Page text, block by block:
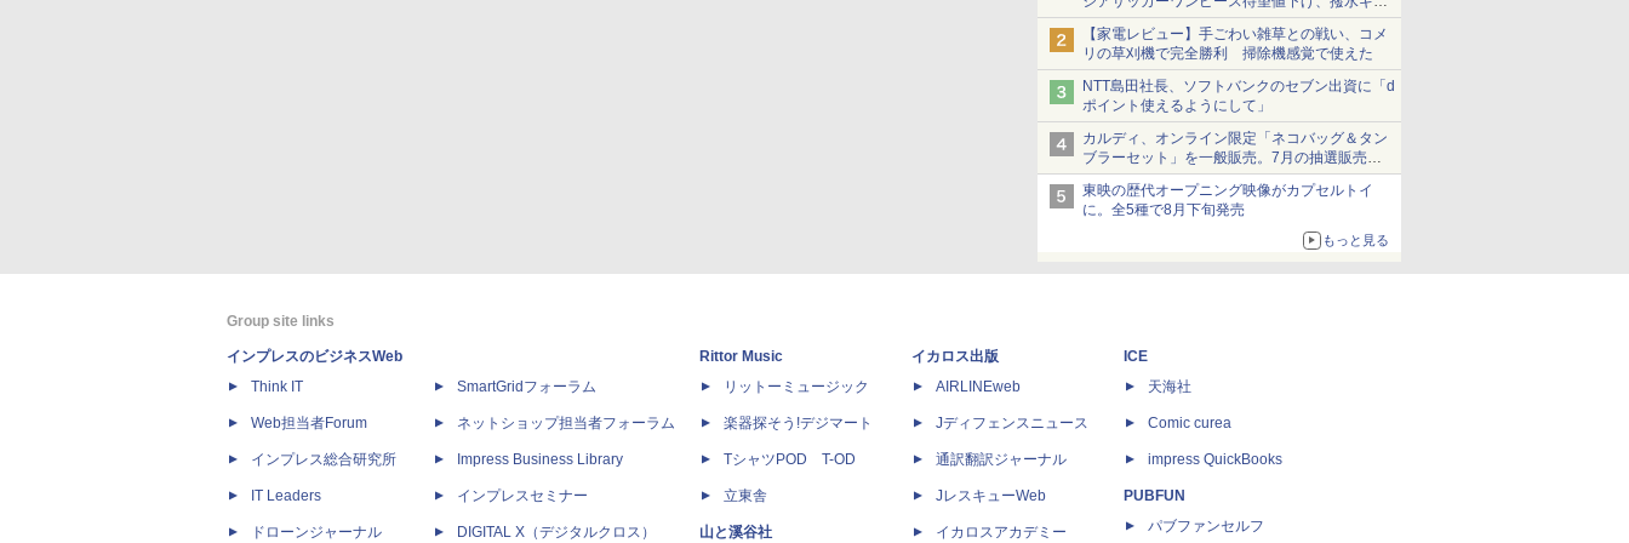
ショーツは1990円に
【家電レビュー】手ごわい雑草との戦い、コメ
リの草刈機で完全勝利 掃除機感覚で使えた
NTT島田社長、ソフトバンクのセブン出資に「d
ポイント使えるようにして」
カルディ、オンライン限定「ネコバッグ＆タン
ブラーセット」を一般販売。7月の抽選販売の
当選無効分
東映の歴代オープニング映像がカプセルトイ
に。全5種で8月下旬発売
もっと見る
Group site links
インプレスのビジネスWeb
Think IT
Web担当者Forum
インプレス総合研究所
IT Leaders
ドローンジャーナル
SmartGridフォーラム
ネットショップ担当者フォーラム
Impress Business Library
インプレスセミナー
DIGITAL X（デジタルクロス）
Rittor Music
リットーミュージック
楽器探そう!デジマート
TシャツPOD T-OD
立東舎
山と溪谷社
イカロス出版
AIRLINEweb
Jディフェンスニュース
通訳翻訳ジャーナル
JレスキューWeb
イカロスアカデミー
ICE
天海社
Comic curea
impress QuickBooks
PUBFUN
パブファンセルフ